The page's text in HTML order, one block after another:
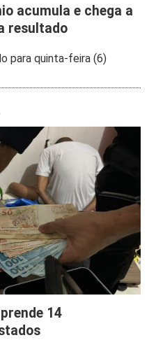
acumula e chega a
resultado
para quinta-feira (6)
14